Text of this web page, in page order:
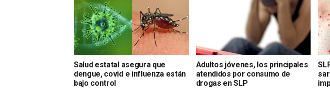
Salud estatal asegura que
dengue, covid e influenza están
bajo control
Adultos jóvenes, los principales
atendidos por consumo de
drogas en SLP